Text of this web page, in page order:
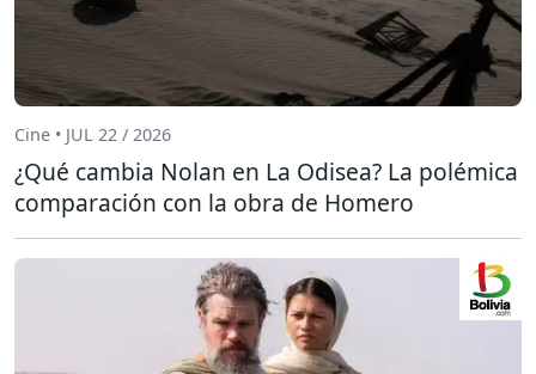
Cine • JUL 22 / 2026
¿Qué cambia Nolan en La Odisea? La polémica
comparación con la obra de Homero